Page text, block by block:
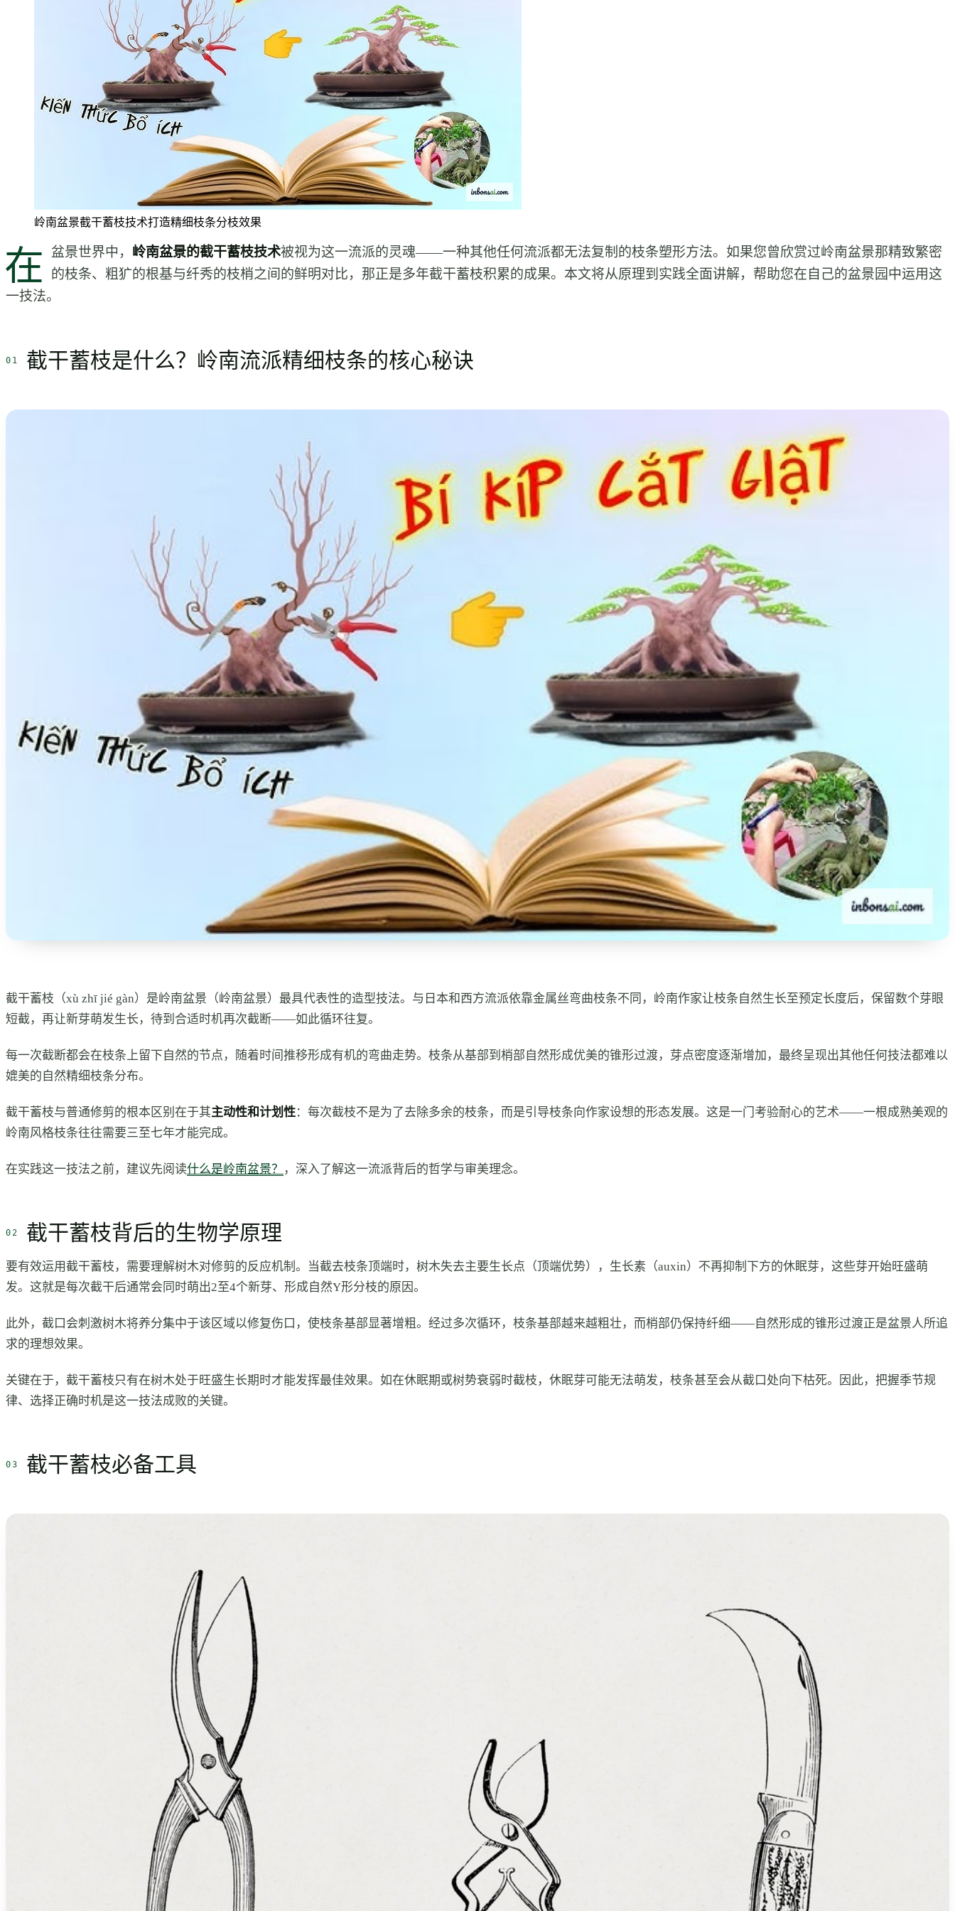
岭南盆景截干蓄枝技术打造精细枝条分枝效果
在 盆景世界中， 岭南盆景的截干蓄枝技术被视为这一流派的灵魂——一种其他任何流派都无法复制的枝条塑形方法。如果您曾欣赏过岭南盆景那精致繁密
的枝条、粗犷的根基与纤秀的枝梢之间的鲜明对比，那正是多年截干蓄枝积累的成果。本文将从原理到实践全面讲解，帮助您在自己的盆景园中运用这
一技法。
截干蓄枝是什么？岭南流派精细枝条的核心秘诀
截干蓄枝（xù zhī jié gàn）是岭南盆景（岭南盆景）最具代表性的造型技法。与日本和西方流派依靠金属丝弯曲枝条不同，岭南作家让枝条自然生长至预定长度后，保留数个芽眼
短截，再让新芽萌发生长，待到合适时机再次截断——如此循环往复。
每一次截断都会在枝条上留下自然的节点，随着时间推移形成有机的弯曲走势。枝条从基部到梢部自然形成优美的锥形过渡，芽点密度逐渐增加，最终呈现出其他任何技法都难以
媲美的自然精细枝条分布。
截干蓄枝与普通修剪的根本区别在于其主动性和计划性：每次截枝不是为了去除多余的枝条，而是引导枝条向作家设想的形态发展。这是一门考验耐心的艺术——一根成熟美观的
岭南风格枝条往往需要三至七年才能完成。
在实践这一技法之前，建议先阅读什么是岭南盆景？ ，深入了解这一流派背后的哲学与审美理念。
截干蓄枝背后的生物学原理
要有效运用截干蓄枝，需要理解树木对修剪的反应机制。当截去枝条顶端时，树木失去主要生长点（顶端优势），生长素（auxin）不再抑制下方的休眠芽，这些芽开始旺盛萌
发。这就是每次截干后通常会同时萌出2至4个新芽、形成自然Y形分枝的原因。
此外，截口会刺激树木将养分集中于该区域以修复伤口，使枝条基部显著增粗。经过多次循环，枝条基部越来越粗壮，而梢部仍保持纤细——自然形成的锥形过渡正是盆景人所追
求的理想效果。
关键在于，截干蓄枝只有在树木处于旺盛生长期时才能发挥最佳效果。如在休眠期或树势衰弱时截枝，休眠芽可能无法萌发，枝条甚至会从截口处向下枯死。因此，把握季节规
律、选择正确时机是这一技法成败的关键。
截干蓄枝必备工具